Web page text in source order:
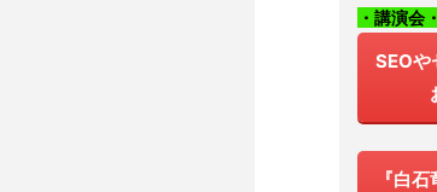
・講演会
SEOや
『白